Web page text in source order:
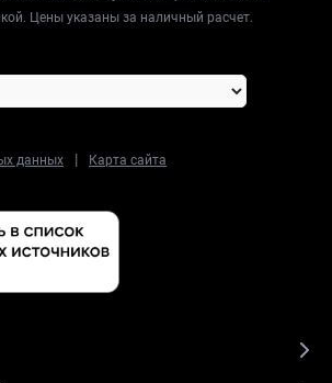
Цены указаны за наличный расчет.
данных | Карта сайта